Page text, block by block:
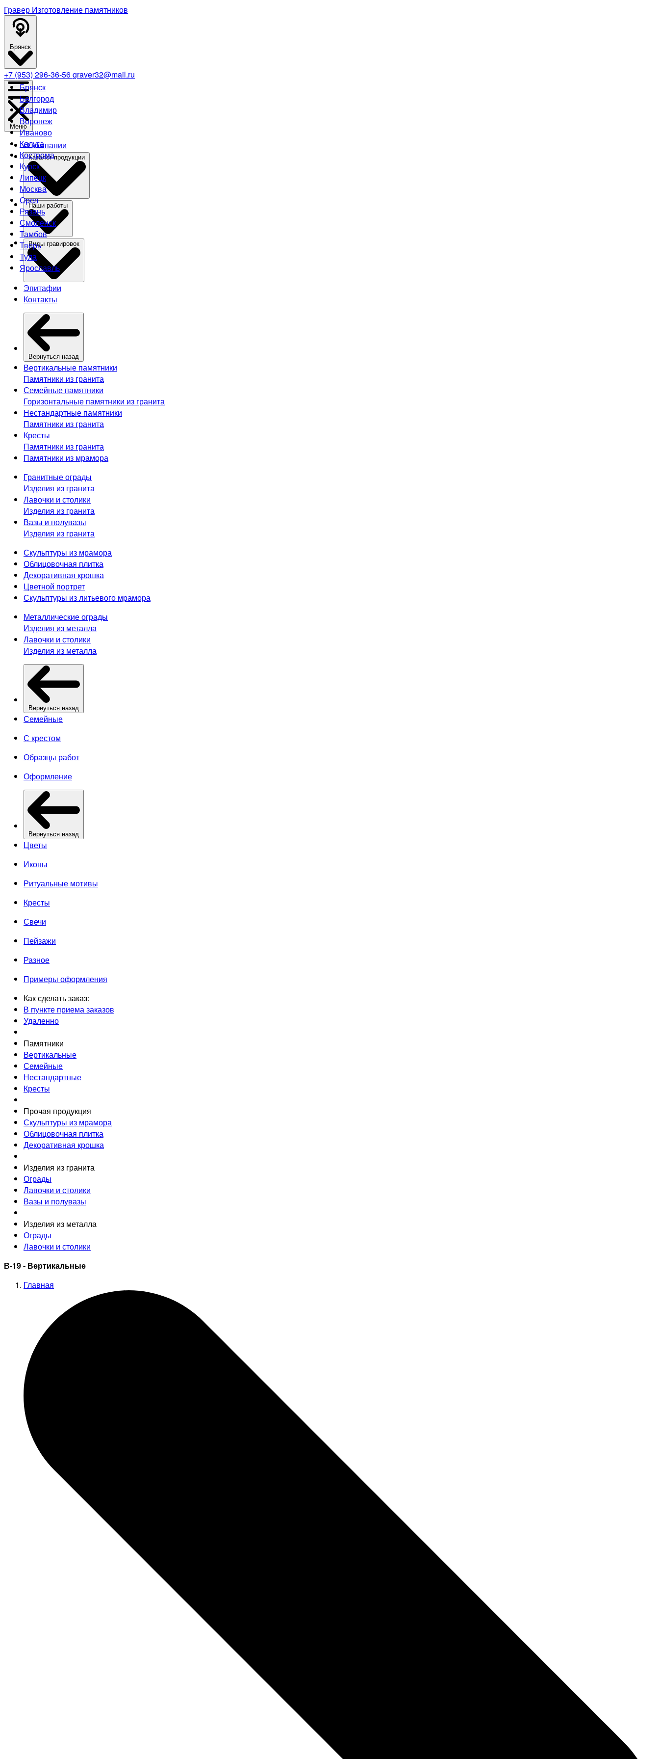
Гравер Изготовление памятников
Брянск
Брянск
Белгород
Владимир
Воронеж
Иваново
Калуга
Кострома
Курск
Липецк
Москва
Орел
Рязань
Смоленск
Тамбов
Тверь
Тула
Ярославль
+7 (953) 296-36-56graver32@mail.ru
Меню
О компании
Эпитафии
Контакты
Вернуться назад
Вертикальные памятники
Памятники из гранита
Семейные памятники
Горизонтальные памятники из гранита
Нестандартные памятники
Памятники из гранита
Кресты
Памятники из гранита
Памятники из мрамора
Гранитные ограды
Изделия из гранита
Лавочки и столики
Изделия из гранита
Вазы и полувазы
Изделия из гранита
Скульптуры из мрамора
Облицовочная плитка
Декоративная крошка
Цветной портрет
Скульптуры из литьевого мрамора
Металлические ограды
Изделия из металла
Лавочки и столики
Изделия из металла
Вернуться назад
Семейные
С крестом
Образцы работ
Оформление
Вернуться назад
Цветы
Иконы
Ритуальные мотивы
Кресты
Свечи
Пейзажи
Разное
Примеры оформления
Как сделать заказ:
В пункте приема заказов
Удаленно
Памятники
Вертикальные
Семейные
Нестандартные
Кресты
Прочая продукция
Скульптуры из мрамора
Облицовочная плитка
Декоративная крошка
Изделия из гранита
Ограды
Лавочки и столики
Вазы и полувазы
Изделия из металла
Ограды
Лавочки и столики
В-19 - Вертикальные
Главная